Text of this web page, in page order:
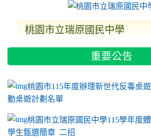
桃園市立瑞原國民中學
重要公告
link to https://sites.google.com/a/
桃園市115年度辦理新世代反毒桌
動桌遊計劃名單
桃園市立瑞原國民中學115學年度
學生甄選簡章 二招